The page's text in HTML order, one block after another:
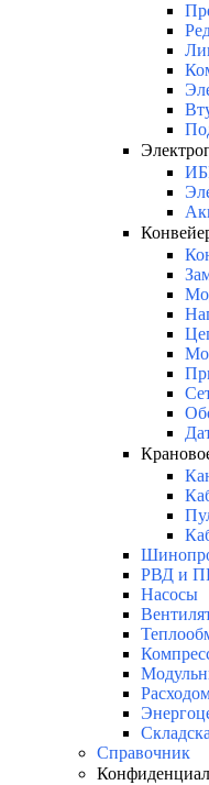
РВД и
Насосы
Справочник